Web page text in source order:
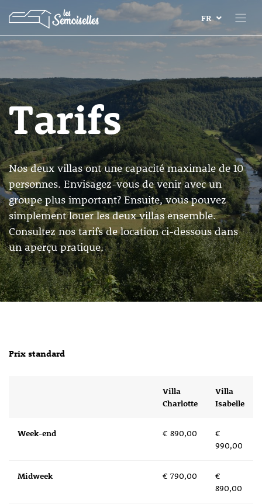
FR
Tarifs
Nos deux villas ont une capacité maximale de 10
personnes. Envisagez-vous de venir avec un
groupe plus important? Ensuite, vous pouvez
simplement louer les deux villas ensemble.
Consultez nos tarifs de location ci-dessous dans
un aperçu pratique.
Prix ​​standard
Villa
Charlotte
Villa
Isabelle
Week-end € 890,00
€
990,00
Midweek € 790,00
€
890,00